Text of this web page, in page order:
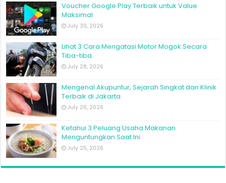
Voucher Google Play Terbaik untuk Value
Maksimal
July 30, 2026
Lihat 3 Cara Mengatasi Motor Mogok Secara
Tiba-tiba
July 28, 2026
Mengenal Akupuntur, Sejarah Singkat dan Klinik
Terbaik di Jakarta
July 26, 2026
Ketahui 3 Peluang Usaha Makanan
Menguntungkan Saat Ini
July 25, 2026